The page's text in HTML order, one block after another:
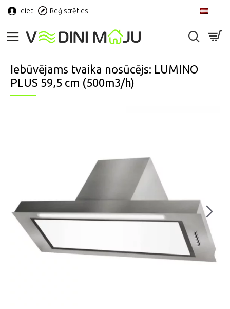
Ieiet Reģistrēties
Iebūvējams tvaika nosūcējs: LUMINO
PLUS 59,5 cm (500m3/h)